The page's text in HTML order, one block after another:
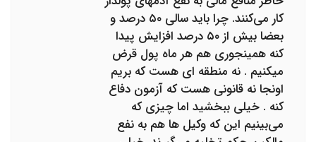
کار می‌کنند. چرا باید سالی ۵۰ درصد و
بعضا بیش از ۵۰ درصد افزایش پیدا
کنه همینجوری هم هر ماه پول قرض
میکنیم . نه منطقه ای هست که بریم
اونجا نه قانونی هست که آزمون دفاع
کنه . خیلی ببخشید اما چیزی که
می‌بینیم این که وکیل ها هم به نفع